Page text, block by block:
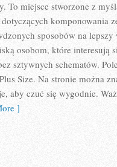
To miejsce stworzone z
komponowania
sposobów na
osobom, które interesują
sztywnych schematów.
Size. Na stronie można
aby czuć się wygodnie.
]